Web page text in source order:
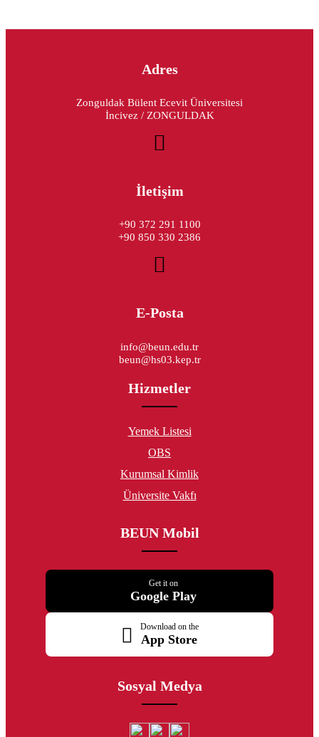
Adres
Zonguldak Bülent Ecevit Üniversitesi
İncivez / ZONGULDAK
İletişim
+90 372 291 1100
+90 850 330 2386
E-Posta
info@beun.edu.tr
beun@hs03.kep.tr
Hizmetler
Yemek Listesi
OBS
Kurumsal Kimlik
Üniversite Vakfı
BEUN Mobil
Get it on
Google Play
Download on the
App Store
Sosyal Medya